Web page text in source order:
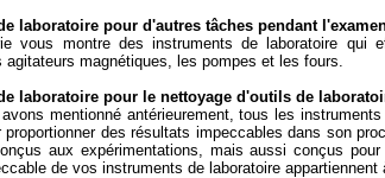
laboratoire pour d'autres tâches pendant
vous montre des instruments de laboratoire
agitateurs magnétiques, les pompes et les fours.
laboratoire pour le nettoyage d'outils de
mentionné antérieurement, tous les
proportionner des résultats impeccables dans son
aux expérimentations, mais aussi conçus
de vos instruments de laboratoire appartiennent